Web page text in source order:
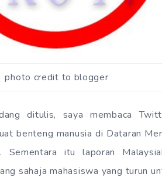
photo credit to blogger
ditulis, saya membaca
benteng manusia di Dataran
Sementara itu laporan
sahaja mahasiswa yang turun